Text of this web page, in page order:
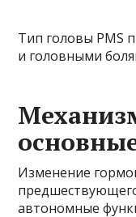
Тип головы PMS
и головными
Изменение
автономные